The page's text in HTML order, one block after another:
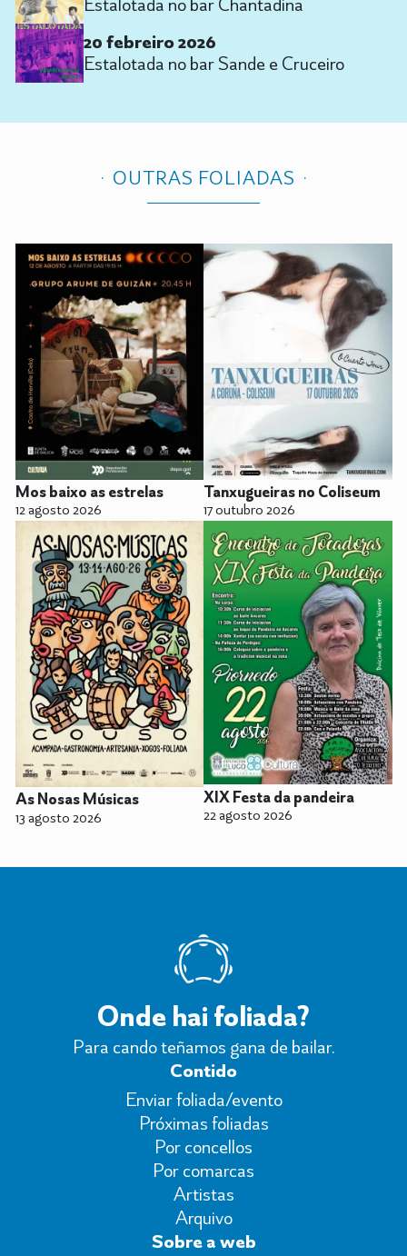
20 febreiro 2026
Estalotada no bar Sande e Cruceiro
OUTRAS FOLIADAS
Mos baixo as estrelas
12 agosto 2026
Tanxugueiras no Coliseum
17 outubro 2026
As Nosas Músicas
13 agosto 2026
XIX Festa da pandeira
22 agosto 2026
Onde hai foliada?
Para cando teñamos gana de bailar.
Contido
Enviar foliada/evento
Próximas foliadas
Por concellos
Por comarcas
Artistas
Arquivo
Sobre a web